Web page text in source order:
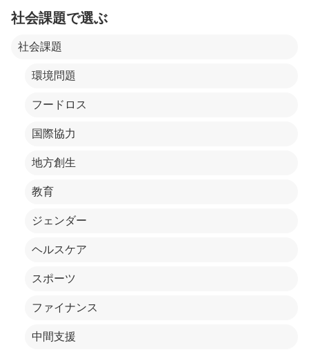
社会課題で選ぶ
社会課題
環境問題
フードロス
国際協力
地方創生
教育
ジェンダー
ヘルスケア
スポーツ
ファイナンス
中間支援